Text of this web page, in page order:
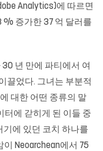
Analytics)에 따르면
% 증가한 37 억 달러를
30 년 만에 파티에서 여
끌었다. 그녀는 부분적
대한 어떤 종류의 말
터에 갇히게 된 이들 중
기에 있던 코치 하나를
이 Neoarchean에서 75